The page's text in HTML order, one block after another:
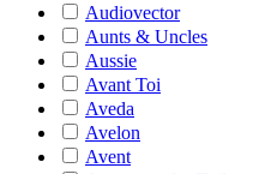
Audiovector
Aunts & Uncles
Aussie
Avant Toi
Aveda
Avelon
Avent